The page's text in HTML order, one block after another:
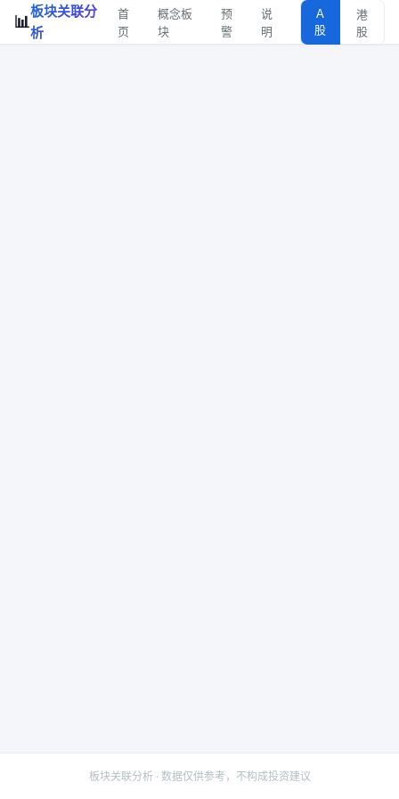
📊
板块关联分
析
首
页
概念板
块
预
警
说
明
A
股
港
股
板块关联分析 · 数据仅供参考，不构成投资建议